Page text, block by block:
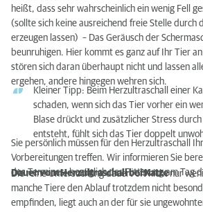
heißt, dass sehr wahrscheinlich ein wenig Fell
(sollte sich keine ausreichend freie Stelle durch
erzeugen lassen) – Das Geräusch der
beunruhigen. Hier kommt es ganz auf Ihr Tier
stören sich daran überhaupt nicht und lassen
ergehen, andere hingegen wehren sich.
Kleiner Tipp: Beim Herzultraschall einer
schaden, wenn sich das Tier vorher ein
Blase drückt und zusätzlicher Stress
entsteht, fühlt sich das Tier doppelt
Sie persönlich müssen für den Herzultraschall
Vorbereitungen treffen. Wir informieren Sie
des Termines, bezüglich der Fütterung am Tag
Dauer vom Herzultraschall bei Katze
Die reine Untersuchung dauert oft nicht nur
manche Tiere den Ablauf trotzdem nicht
empfinden, liegt auch an der für sie